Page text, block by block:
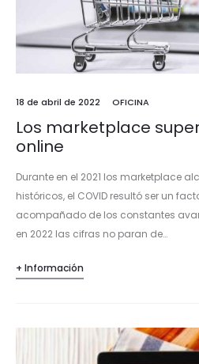
18 de abril de 2022 OFICINA
Los marketplace
online
Durante en el 2021 los marketplace
históricos, el COVID resultó ser un
acompañado de los constantes
en 2022 las cifras no paran de…
+ Información